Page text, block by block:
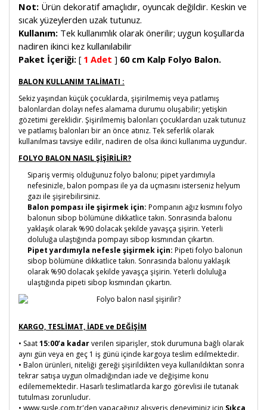
Not: Ürün dekoratif amaçlıdır, oyuncak değildir. Keskin ve
sıcak yüzeylerden uzak tutunuz.
Kullanım: Tek kullanımlık olarak önerilir; uygun koşullarda
nadiren ikinci kez kullanılabilir
Paket İçeriği: [ 1 Adet ] 60 cm Kalp Folyo Balon.
BALON KULLANIM TALİMATI :
Sekiz yaşından küçük çocuklarda, şişirilmemiş veya patlamış
balonlardan dolayı nefes alamama durumu oluşabilir; yetişkin
gözetimi gereklidir. Şişirilmemiş balonları çocuklardan uzak tutunuz
ve patlamış balonları bir an önce atınız. Tek seferlik olarak
kullanılması tavsiye edilir, nadiren de olsa ikinci kullanıma uygundur.
FOLYO BALON NASIL ŞİŞİRİLİR?
Sipariş vermiş olduğunuz folyo balonu; pipet yardımıyla
nefesinizle, balon pompası ile ya da uçmasını isterseniz helyum
gazı ile şişirebilirsiniz.
Balon pompası ile şişirmek için: Pompanın ağız kısmını folyo
balonun sibop bölümüne dikkatlice takın. Sonrasında balonu
yaklaşık olarak %90 dolacak şekilde yavaşça şişirin. Yeterli
doluluğa ulaştığında pompayı sibop kısmından çıkartın.
Pipet yardımıyla nefesle şişirmek için: Pipeti folyo balonun
sibop bölümüne dikkatlice takın. Sonrasında balonu yaklaşık
olarak %90 dolacak şekilde yavaşça şişirin. Yeterli doluluğa
ulaştığında pipeti sibop kısmından çıkartın.
KARGO, TESLİMAT, İADE ve DEĞİŞİM
• Saat15:00’a kadarverilen siparişler, stok durumuna bağlı olarak
aynı gün veya en geç 1 iş günü içinde kargoya teslim edilmektedir.
• Balon ürünleri, niteliği gereği şişirildikten veya kullanıldıktan sonra
tekrar satışa uygun olmadığından iade ve değişime konu
edilememektedir. Hasarlı teslimatlarda kargo görevlisi ile tutanak
tutulması zorunludur.
• www.susle.com.tr'den yapacağınız alışveriş deneyiminiz için Sıkça